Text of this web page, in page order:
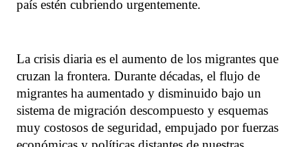
país estén cubriendo urgentemente.
La crisis diaria es el aumento de los migrantes que
cruzan la frontera. Durante décadas, el flujo de
migrantes ha aumentado y disminuido bajo un
sistema de migración descompuesto y esquemas
muy costosos de seguridad, empujado por fuerzas